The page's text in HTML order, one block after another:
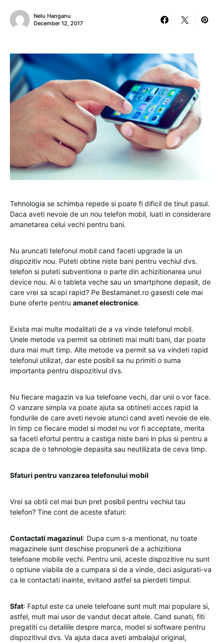
Nelu Hanganu
December 12, 2017
Tehnologia se schimba repede si poate fi dificil de tinut pasul.
Daca aveti nevoie de un nou telefon mobil, luati in considerare
amanetarea celui vechi pentru bani.
Nu aruncati telefonul mobil cand faceti upgrade la un
dispozitiv nou. Puteti obtine niste bani pentru vechiul dvs.
telefon si puteti subventiona o parte din achizitionarea unui
device nou. Ai o tableta veche sau un smartphone depasit, de
care vrei sa scapi rapid? Pe Bestamanet.ro gasesti cele mai
bune oferte pentru amanet electronice.
Exista mai multe modalitati de a va vinde telefonul mobil.
Unele metode va permit sa obtineti mai multi bani, dar poate
dura mai mult timp. Alte metode va permit sa va vindeti rapid
telefonul utilizat, dar este posibil sa nu primiti o suma
importanta pentru dispozitivul dvs.
Nu fiecare magazin va lua telefoane vechi, dar unii o vor face.
O vanzare simpla va poate ajuta sa obtineti acces rapid la
fondurile de care aveti nevoie atunci cand aveti nevoie de ele.
In timp ce fiecare model si model nu vor fi acceptate, merita
sa faceti efortul pentru a castiga niste bani in plus si pentru a
scapa de o tehnologie depasita sau neutilizata de ceva timp.
Sfaturi pentru vanzarea telefonului mobil
Vrei sa obtii cel mai bun pret posibil pentru vechiul tau
telefon? Tine cont de aceste sfaturi:
Contactati magazinul: Dupa cum s-a mentionat, nu toate
magazinele sunt deschise propunerii de a achizitiona
telefoane mobile vechi. Pentru unii, aceste dispozitive nu sunt
o optiune viabila de a cumpara si de a vinde, deci asigurati-va
ca le contactati inainte, evitand astfel sa pierdeti timpul.
Sfat: Faptul este ca unele telefoane sunt mult mai populare si,
astfel, mult mai usor de vandut decat altele. Cand sunati, fiti
pregatiti cu detaliile despre marca, model si software pentru
dispozitivul dvs. Va ajuta daca aveti ambalajul original,